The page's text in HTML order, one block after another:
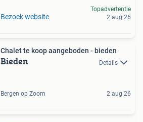
Bezoek website
Topadvertentie
2 aug 26
Chalet te koop aangeboden - bieden
Bieden Details
Bergen op Zoom 2 aug 26